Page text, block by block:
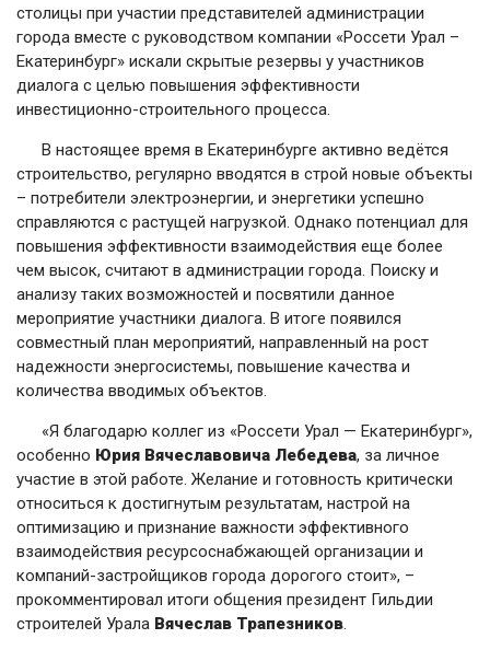
столицы при участии представителей администрации
города вместе с руководством компании «Россети Урал –
Екатеринбург» искали скрытые резервы у участников
диалога с целью повышения эффективности
инвестиционно-строительного процесса.
В настоящее время в Екатеринбурге активно ведётся
строительство, регулярно вводятся в строй новые объекты
– потребители электроэнергии, и энергетики успешно
справляются с растущей нагрузкой. Однако потенциал для
повышения эффективности взаимодействия еще более
чем высок, считают в администрации города. Поиску и
анализу таких возможностей и посвятили данное
мероприятие участники диалога. В итоге появился
совместный план мероприятий, направленный на рост
надежности энергосистемы, повышение качества и
количества вводимых объектов.
«Я благодарю коллег из «Россети Урал — Екатеринбург»,
особенно Юрия Вячеславовича Лебедева, за личное
участие в этой работе. Желание и готовность критически
относиться к достигнутым результатам, настрой на
оптимизацию и признание важности эффективного
взаимодействия ресурсоснабжающей организации и
компаний-застройщиков города дорогого стоит», –
прокомментировал итоги общения президент Гильдии
строителей Урала Вячеслав Трапезников